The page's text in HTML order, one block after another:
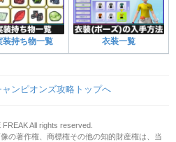
装持ち物一覧 衣装一覧
ンピオンズ攻略トップへ
All rights reserved.
の著作権、商標権その他の知的財産権は、当